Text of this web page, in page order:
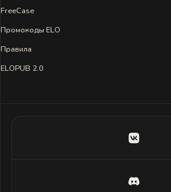
FreeCase
Промокоды ELO
Правила
ELOPUB 2.0